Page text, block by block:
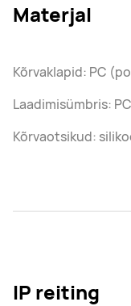
Materjal
Kõrvaklapid: PC
Laadimisümbris:
Kõrvaotsikud:
IP reiting